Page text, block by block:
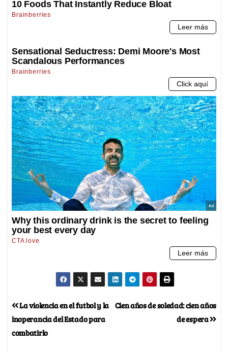
Cien años de soledad: cien años
de espera
La violencia en el futbol y la
inoperancia del Estado para
combatirlo